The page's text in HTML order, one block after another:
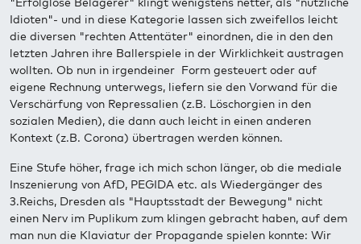
Idioten"- und in diese Kategorie lassen sich zweifellos leicht
die diversen "rechten Attentäter" einordnen, die in den den
letzten Jahren ihre Ballerspiele in der Wirklichkeit austragen
wollten. Ob nun in irgendeiner Form gesteuert oder auf
eigene Rechnung unterwegs, liefern sie den Vorwand für die
Verschärfung von Repressalien (z.B. Löschorgien in den
sozialen Medien), die dann auch leicht in einen anderen
Kontext (z.B. Corona) übertragen werden können.
Eine Stufe höher, frage ich mich schon länger, ob die mediale
Inszenierung von AfD, PEGIDA etc. als Wiedergänger des
3.Reichs, Dresden als "Hauptsstadt der Bewegung" nicht
einen Nerv im Puplikum zum klingen gebracht haben, auf dem
man nun die Klaviatur der Propagande spielen konnte: Wir